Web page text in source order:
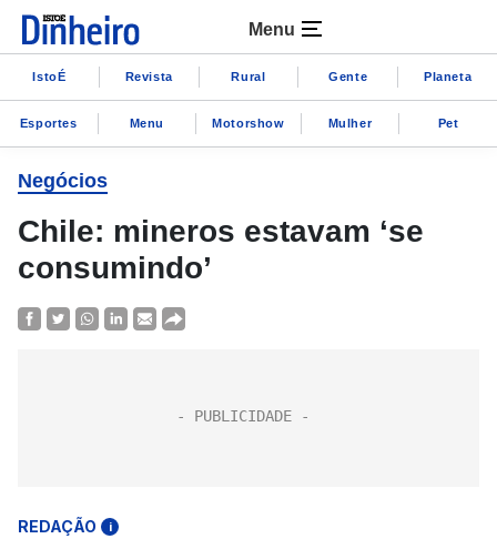
Menu
IstoÉ Revista Rural Gente Planeta
Esportes Menu Motorshow Mulher Pet
Negócios
Chile: mineros estavam ‘se
consumindo’
REDAÇÃO i